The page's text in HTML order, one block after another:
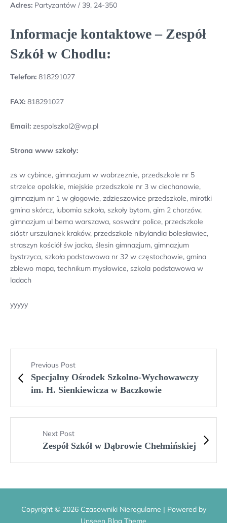
Adres: Partyzantów / 39, 24-350
Informacje kontaktowe – Zespół
Szkół w Chodlu:
Telefon: 818291027
FAX: 818291027
Email: zespolszkol2@wp.pl
Strona www szkoły:
zs w cybince, gimnazjum w wabrzeznie, przedszkole nr 5
strzelce opolskie, miejskie przedszkole nr 3 w ciechanowie,
gimnazjum nr 1 w głogowie, zdzieszowice przedszkole, mirotki
gmina skórcz, lubomia szkoła, szkoły bytom, gim 2 chorzów,
gimnazjum ul bema warszawa, soswdnr police, przedszkole
sióstr urszulanek kraków, przedszkole nibylandia bolesławiec,
straszyn kościół św jacka, ślesin gimnazjum, gimnazjum
bystrzyca, szkoła podstawowa nr 32 w częstochowie, gmina
zblewo mapa, technikum mysłowice, szkola podstawowa w
ladach
yyyyy
Previous Post
Specjalny Ośrodek Szkolno-Wychowawczy
im. H. Sienkiewicza w Baczkowie
Next Post
Zespół Szkół w Dąbrowie Chełmińskiej
Copyright © 2026 Czasowniki Nieregularne | Powered by